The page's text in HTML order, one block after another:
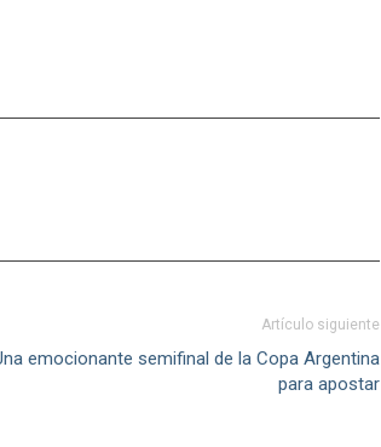
Artículo siguiente
emocionante semifinal de la Copa Argentina
para apostar